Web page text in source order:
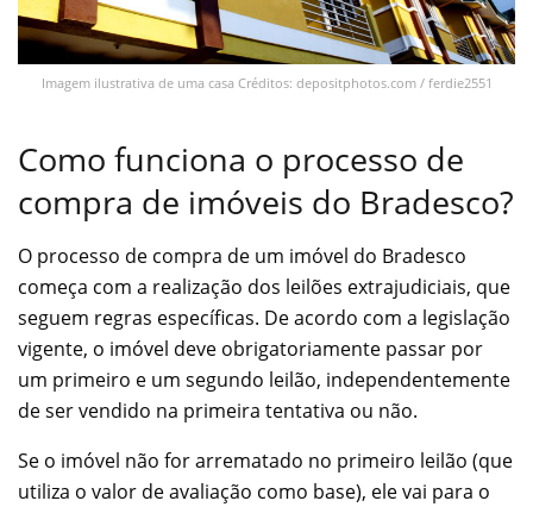
Imagem ilustrativa de uma casa Créditos: depositphotos.com / ferdie2551
Como funciona o processo de
compra de imóveis do Bradesco?
O processo de compra de um imóvel do Bradesco
começa com a realização dos leilões extrajudiciais, que
seguem regras específicas. De acordo com a legislação
vigente, o imóvel deve obrigatoriamente passar por
um primeiro e um segundo leilão, independentemente
de ser vendido na primeira tentativa ou não.
Se o imóvel não for arrematado no primeiro leilão (que
utiliza o valor de avaliação como base), ele vai para o